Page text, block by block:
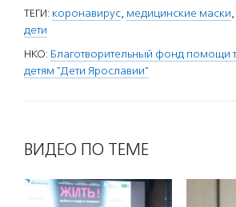
ТЕГИ: коронавирус, медицинские маски,
дети
НКО: Благотворительный фонд помощи
детям "Дети Ярославии"
ВИДЕО ПО ТЕМЕ